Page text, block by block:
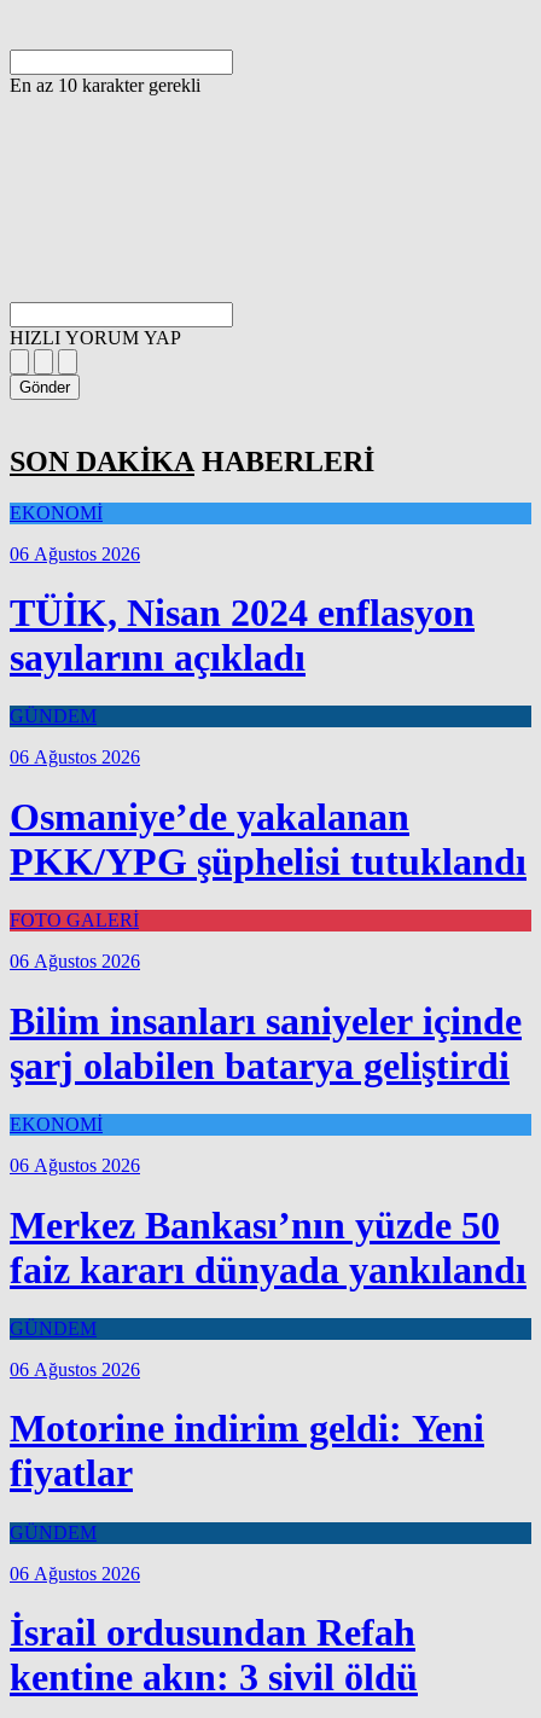
En az 10 karakter gerekli
HIZLI YORUM YAP
Gönder
SON DAKİKA HABERLERİ
EKONOMİ
06 Ağustos 2026
TÜİK, Nisan 2024 enflasyon
sayılarını açıkladı
GÜNDEM
06 Ağustos 2026
Osmaniye’de yakalanan
PKK/YPG şüphelisi tutuklandı
FOTO GALERİ
06 Ağustos 2026
Bilim insanları saniyeler içinde
şarj olabilen batarya geliştirdi
EKONOMİ
06 Ağustos 2026
Merkez Bankası’nın yüzde 50
faiz kararı dünyada yankılandı
GÜNDEM
06 Ağustos 2026
Motorine indirim geldi: Yeni
fiyatlar
GÜNDEM
06 Ağustos 2026
İsrail ordusundan Refah
kentine akın: 3 sivil öldü